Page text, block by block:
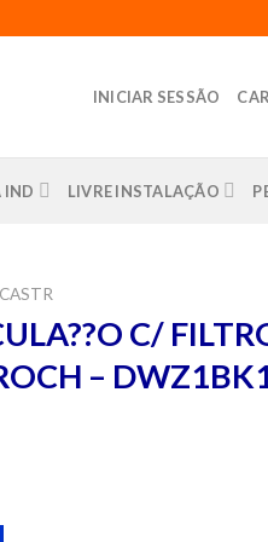
INICIAR SESSÃO
IND LIVRE INSTALAÇÃO
C/
–
C/ FILTRO CLEAN AIR